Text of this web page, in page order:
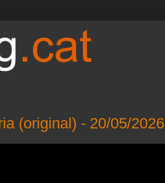
(original) - 20/05/2026